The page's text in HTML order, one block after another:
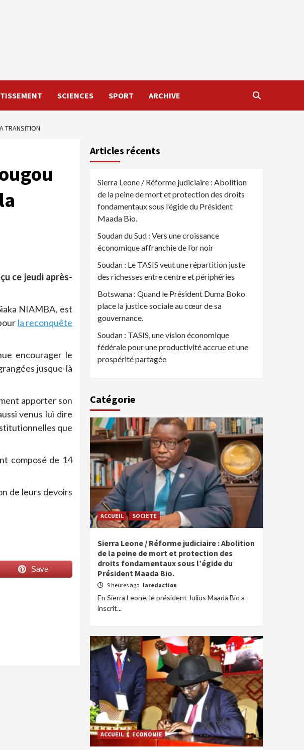
SCIENCES SPORT ARCHIVE
TRANSITION
ce jeudi après-
NIAMBA, est
la reconquête
encourager le
jusque-là
apporter son
venus lui dire
que
composé de 14
de leurs devoirs
Save
Articles récents
Sierra Leone / Réforme judiciaire : Abolition
de la peine de mort et protection des droits
fondamentaux sous l’égide du Président
Maada Bio.
Soudan du Sud : Vers une croissance
économique affranchie de l’or noir
Soudan : Le TASIS veut une répartition juste
des richesses entre centre et périphéries
Botswana : Quand le Président Duma Boko
place la justice sociale au cœur de sa
gouvernance.
Soudan : TASIS, une vision économique
fédérale pour une productivité accrue et une
prospérité partagée
Catégorie
ACCUEIL SOCIETE
Sierra Leone / Réforme judiciaire : Abolition
de la peine de mort et protection des
droits fondamentaux sous l’égide du
Président Maada Bio.
9 heures ago laredaction
En Sierra Leone, le président Julius Maada Bio a
inscrit...
ACCUEIL ECONOMIE